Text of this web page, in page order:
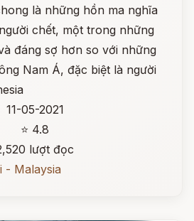
là những hồn ma nghĩa
chết, một trong những
đáng sợ hơn so với những
Nam Á, đặc biệt là người
11-05-2021
⭐ 4.8
lượt đọc
- Malaysia